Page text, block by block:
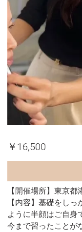
￥16,500
【開催場所】東京都
【内容】基礎をし
ように半顔はご自身
今まで習ったことが